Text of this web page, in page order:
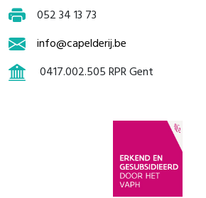
052 34 13 73
info@capelderij.be
0417.002.505 RPR Gent